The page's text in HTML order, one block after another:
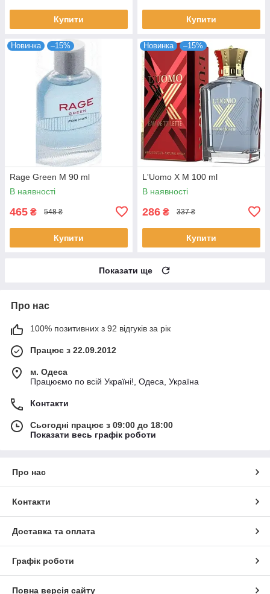
Купити Купити
Новинка –15%
Rage Green M 90 ml
В наявності
465 ₴ 548 ₴
Купити
Новинка –15%
L'Uomo X M 100 ml
В наявності
286 ₴ 337 ₴
Купити
Показати ще
Про нас
100% позитивних з 92 відгуків за рік
Працює з 22.09.2012
м. Одеса
Працюємо по всій Україні!, Одеса, Україна
Контакти
Сьогодні працює з 09:00 до 18:00
Показати весь графік роботи
Про нас
Контакти
Доставка та оплата
Графік роботи
Повна версія сайту